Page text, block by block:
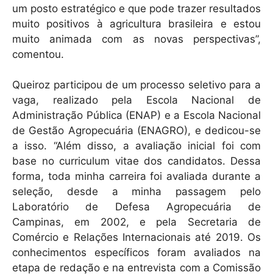
um posto estratégico e que pode trazer resultados
muito positivos à agricultura brasileira e estou
muito animada com as novas perspectivas”,
comentou.
Queiroz participou de um processo seletivo para a
vaga, realizado pela Escola Nacional de
Administração Pública (ENAP) e a Escola Nacional
de Gestão Agropecuária (ENAGRO), e dedicou-se
a isso. “Além disso, a avaliação inicial foi com
base no curriculum vitae dos candidatos. Dessa
forma, toda minha carreira foi avaliada durante a
seleção, desde a minha passagem pelo
Laboratório de Defesa Agropecuária de
Campinas, em 2002, e pela Secretaria de
Comércio e Relações Internacionais até 2019. Os
conhecimentos específicos foram avaliados na
etapa de redação e na entrevista com a Comissão